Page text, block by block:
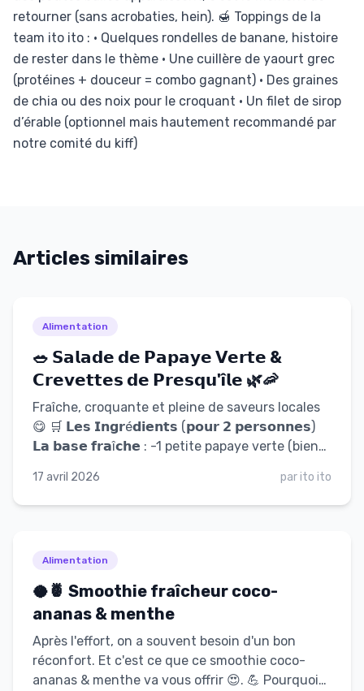
retourner (sans acrobaties, hein). 🍯 Toppings de la
team ito ito : • Quelques rondelles de banane, histoire
de rester dans le thème • Une cuillère de yaourt grec
(protéines + douceur = combo gagnant) • Des graines
de chia ou des noix pour le croquant • Un filet de sirop
d’érable (optionnel mais hautement recommandé par
notre comité du kiff)
Articles similaires
Alimentation
🥗 𝗦𝗮𝗹𝗮𝗱𝗲 𝗱𝗲 𝗣𝗮𝗽𝗮𝘆𝗲 𝗩𝗲𝗿𝘁𝗲 &
𝗖𝗿𝗲𝘃𝗲𝘁𝘁𝗲𝘀 𝗱𝗲 𝗣𝗿𝗲𝘀𝗾𝘂'î𝗹𝗲 🌿🦐
Fraîche, croquante et pleine de saveurs locales
😋 🛒 𝗟𝗲𝘀 𝗜𝗻𝗴𝗿é𝗱𝗶𝗲𝗻𝘁𝘀 (𝗽𝗼𝘂𝗿 𝟮 𝗽𝗲𝗿𝘀𝗼𝗻𝗻𝗲𝘀)
𝗟𝗮 𝗯𝗮𝘀𝗲 𝗳𝗿𝗮î𝗰𝗵𝗲 : -1 petite papaye verte (bien
rosée). -1 carotte.🥕 -10 à 12 belles crevettes
locales (les fameuses "crevettes de la
cacahuètes non salées (à piler grossièrement).🥜
𝗟𝗮 𝘃𝗶𝗻𝗮𝗶𝗴𝗿𝗲𝘁𝘁𝗲 "𝗙𝗲𝗻𝘂𝗮 𝗦𝘁𝘆𝗹𝗲" : -2 citrons
verts (le jus).🍋‍🟩 -1 cuillère à café de miel local.
🍯 -1 cuillère à soupe de sauce soja (ou de Nuoc-
mâm pour le côté authentique). -1 gousse d'ail
hachée très finement.🧄 -1 petit piment oiseau
(épépiné et haché, selon ta tolérance !).🌶️ 👨‍🍳
17 avril 2026 parito ito
Alimentation
🥥🍍 Smoothie fraîcheur coco-
ananas & menthe
Après l'effort, on a souvent besoin d'un bon
réconfort. Et c'est ce que ce smoothie coco-
ananas & menthe va vous offrir 😍. 💪 Pourquoi